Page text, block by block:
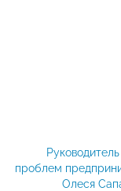
проблем
Олеся